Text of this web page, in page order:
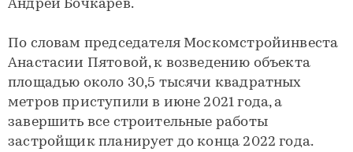
Андрей Бочкарёв.
По словам председателя Москомстройинвеста
Анастасии Пятовой, к возведению объекта
площадью около 30,5 тысячи квадратных
метров приступили в июне 2021 года, а
завершить все строительные работы
застройщик планирует до конца 2022 года.